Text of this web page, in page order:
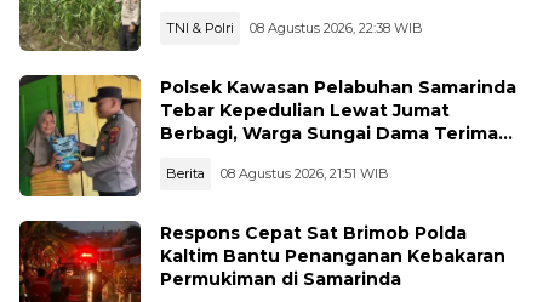
TNI & Polri 08 Agustus 2026, 22:38 WIB
Polsek Kawasan Pelabuhan Samarinda
Tebar Kepedulian Lewat Jumat
Berbagi, Warga Sungai Dama Terima
Berita 08 Agustus 2026, 21:51 WIB
Respons Cepat Sat Brimob Polda
Kaltim Bantu Penanganan Kebakaran
Permukiman di Samarinda